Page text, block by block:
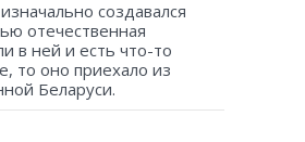
создавался
отечественная
в ней и есть что-то
то оно приехало из
Беларуси.